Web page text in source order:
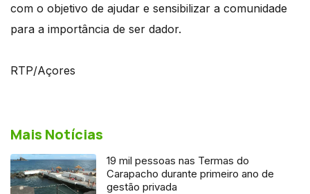
com o objetivo de ajudar e sensibilizar a comunidade
para a importância de ser dador.
RTP/Açores
Mais Notícias
19 mil pessoas nas Termas do
Carapacho durante primeiro ano de
gestão privada